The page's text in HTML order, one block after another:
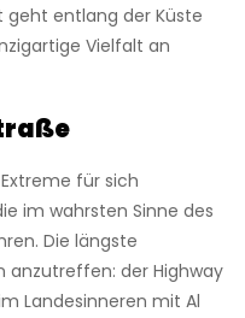
geht entlang der Küste
Vielfalt an
für sich
im wahrsten Sinne des
Die längste
anzutreffen: der Highway
Landesinneren mit Al